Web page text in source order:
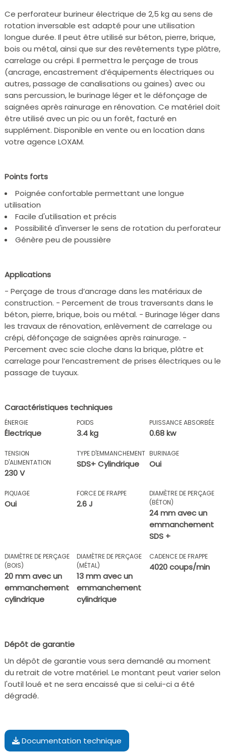
Ce perforateur burineur électrique de 2,5 kg au sens de
rotation inversable est adapté pour une utilisation
longue durée. Il peut être utilisé sur béton, pierre, brique,
bois ou métal, ainsi que sur des revêtements type plâtre,
carrelage ou crépi. Il permettra le perçage de trous
(ancrage, encastrement d’équipements électriques ou
autres, passage de canalisations ou gaines) avec ou
sans percussion, le burinage léger et le défonçage de
saignées après rainurage en rénovation. Ce matériel doit
être utilisé avec un pic ou un forêt, facturé en
supplément. Disponible en vente ou en location dans
votre agence LOXAM.
Points forts
Poignée confortable permettant une longue
utilisation
Facile d'utilisation et précis
Possibilité d'inverser le sens de rotation du perforateur
Génère peu de poussière
Applications
- Perçage de trous d’ancrage dans les matériaux de
construction. - Percement de trous traversants dans le
béton, pierre, brique, bois ou métal. - Burinage léger dans
les travaux de rénovation, enlèvement de carrelage ou
crépi, défonçage de saignées après rainurage. -
Percement avec scie cloche dans la brique, plâtre et
carrelage pour l’encastrement de prises électriques ou le
passage de tuyaux.
Caractéristiques techniques
ÉNERGIE
Électrique
POIDS
3.4 kg
PUISSANCE ABSORBÉE
0.68 kw
TENSION
D'ALIMENTATION
230 V
TYPE D'EMMANCHEMENT
SDS+ Cylindrique
BURINAGE
Oui
PIQUAGE
Oui
FORCE DE FRAPPE
2.6 J
DIAMÈTRE DE PERÇAGE
(BÉTON)
24 mm avec un
emmanchement
SDS +
DIAMÈTRE DE PERÇAGE
(BOIS)
20 mm avec un
emmanchement
cylindrique
DIAMÈTRE DE PERÇAGE
(MÉTAL)
13 mm avec un
emmanchement
cylindrique
CADENCE DE FRAPPE
4020 coups/min
Dépôt de garantie
Un dépôt de garantie vous sera demandé au moment
du retrait de votre matériel. Le montant peut varier selon
l'outil loué et ne sera encaissé que si celui-ci a été
dégradé.
Documentation technique